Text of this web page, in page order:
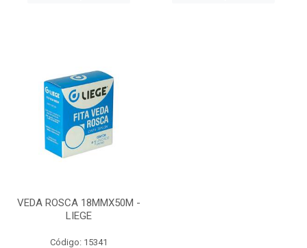
VEDA ROSCA 18MMX50M -
LIEGE
Código: 15341